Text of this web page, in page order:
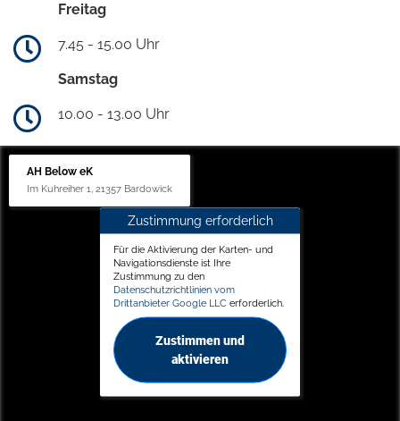
Freitag
7.45 - 15.00 Uhr
Samstag
10.00 - 13.00 Uhr
AH Below eK
Im Kuhreiher 1, 21357 Bardowick
Zustimmung erforderlich
Für die Aktivierung der Karten- und
Navigationsdienste ist Ihre
Zustimmung zu den
Datenschutzrichtlinien vom
Drittanbieter Google LLC erforderlich.
Zustimmen und
aktivieren